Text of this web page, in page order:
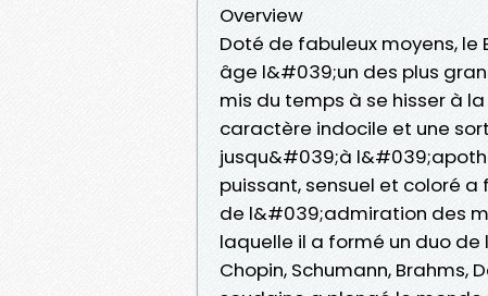
Overview
Doté de fabuleux moyens, le
âge l&#039;un des plus
mis du temps à se hisser à
caractère indocile et une
jusqu&#039;à
puissant, sensuel et coloré
de l&#039;admiration des
laquelle il a formé un duo
Chopin, Schumann, Brahms,